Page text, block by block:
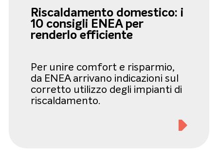
Riscaldamento domestico: i
10 consigli ENEA per
renderlo efficiente
Per unire comfort e risparmio,
da ENEA arrivano indicazioni sul
corretto utilizzo degli impianti di
riscaldamento.